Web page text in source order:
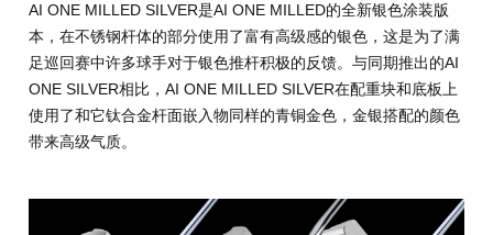
AI ONE MILLED SILVER是AI ONE MILLED的全新银色涂装版
本，在不锈钢杆体的部分使用了富有高级感的银色，这是为了满
足巡回赛中许多球手对于银色推杆积极的反馈。与同期推出的AI
ONE SILVER相比，AI ONE MILLED SILVER在配重块和底板上
使用了和它钛合金杆面嵌入物同样的青铜金色，金银搭配的颜色
带来高级气质。